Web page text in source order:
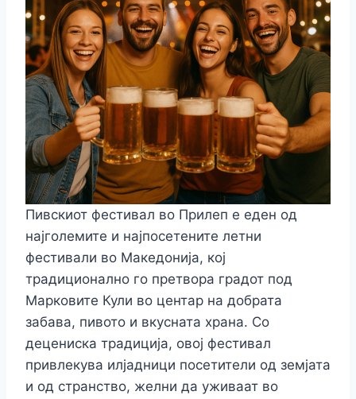
k
er
Пивскиот фестивал во Прилеп е еден од
најголемите и најпосетените летни
фестивали во Македонија, кој
традиционално го претвора градот под
Марковите Кули во центар на добрата
забава, пивото и вкусната храна. Со
децениска традиција, овој фестивал
привлекува илјадници посетители од земјата
и од странство, желни да уживаат во